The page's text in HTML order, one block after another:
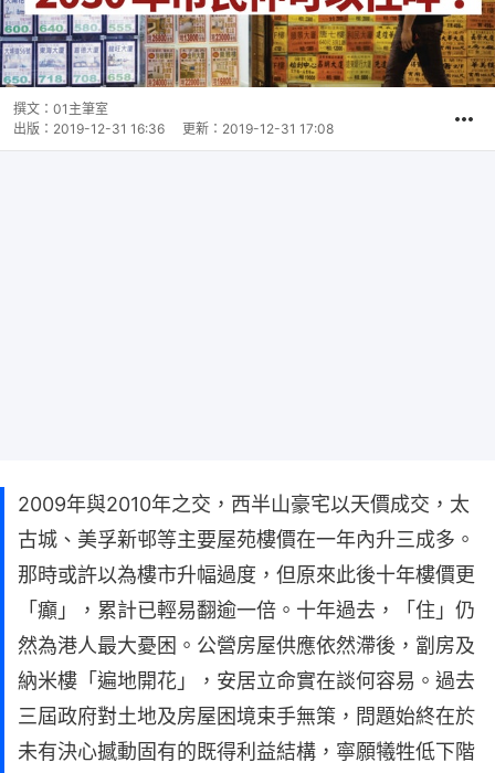
撰文： 01主筆室
出版： 2019-12-31 16:36 更新： 2019-12-31 17:08
2009年與2010年之交，西半山豪宅以天價成交，太
古城、美孚新邨等主要屋苑樓價在一年內升三成多。
那時或許以為樓市升幅過度，但原來此後十年樓價更
「癲」，累計已輕易翻逾一倍。十年過去，「住」仍
然為港人最大憂困。公營房屋供應依然滯後，劏房及
納米樓「遍地開花」，安居立命實在談何容易。過去
三屆政府對土地及房屋困境束手無策，問題始終在於
未有決心撼動固有的既得利益結構，寧願犧牲低下階